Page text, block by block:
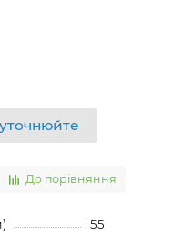
До порівняння
55